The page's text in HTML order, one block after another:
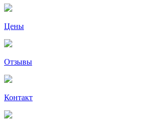
Цены
Отзывы
Контакт